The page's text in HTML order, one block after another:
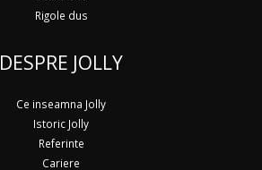
Rigole dus
DESPRE JOLLY
Ce inseamna Jolly
Istoric Jolly
Referinte
Cariere